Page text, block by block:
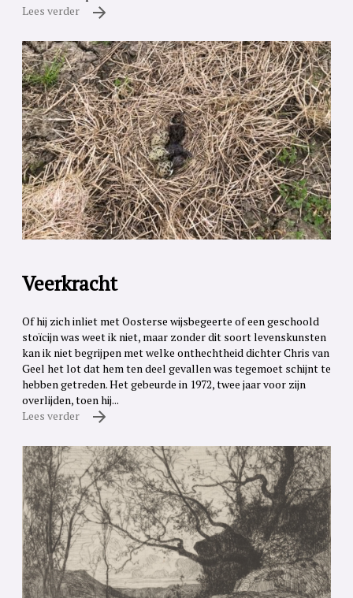
Lees verder
Veerkracht
Of hij zich inliet met Oosterse wijsbegeerte of een geschoold
stoïcijn was weet ik niet, maar zonder dit soort levenskunsten
kan ik niet begrijpen met welke onthechtheid dichter Chris van
Geel het lot dat hem ten deel gevallen was tegemoet schijnt te
hebben getreden. Het gebeurde in 1972, twee jaar voor zijn
overlijden, toen hij...
Lees verder